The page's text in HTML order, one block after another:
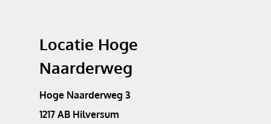
Locatie Hoge
Naarderweg
Hoge Naarderweg 3
1217 AB Hilversum